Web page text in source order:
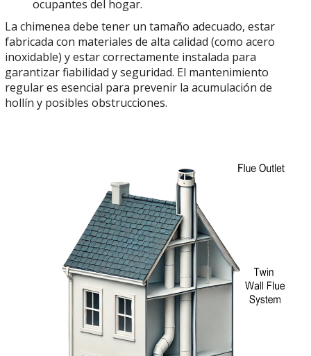
ocupantes del hogar.
La chimenea debe tener un tamaño adecuado, estar
fabricada con materiales de alta calidad (como acero
inoxidable) y estar correctamente instalada para
garantizar fiabilidad y seguridad. El mantenimiento
regular es esencial para prevenir la acumulación de
hollín y posibles obstrucciones.